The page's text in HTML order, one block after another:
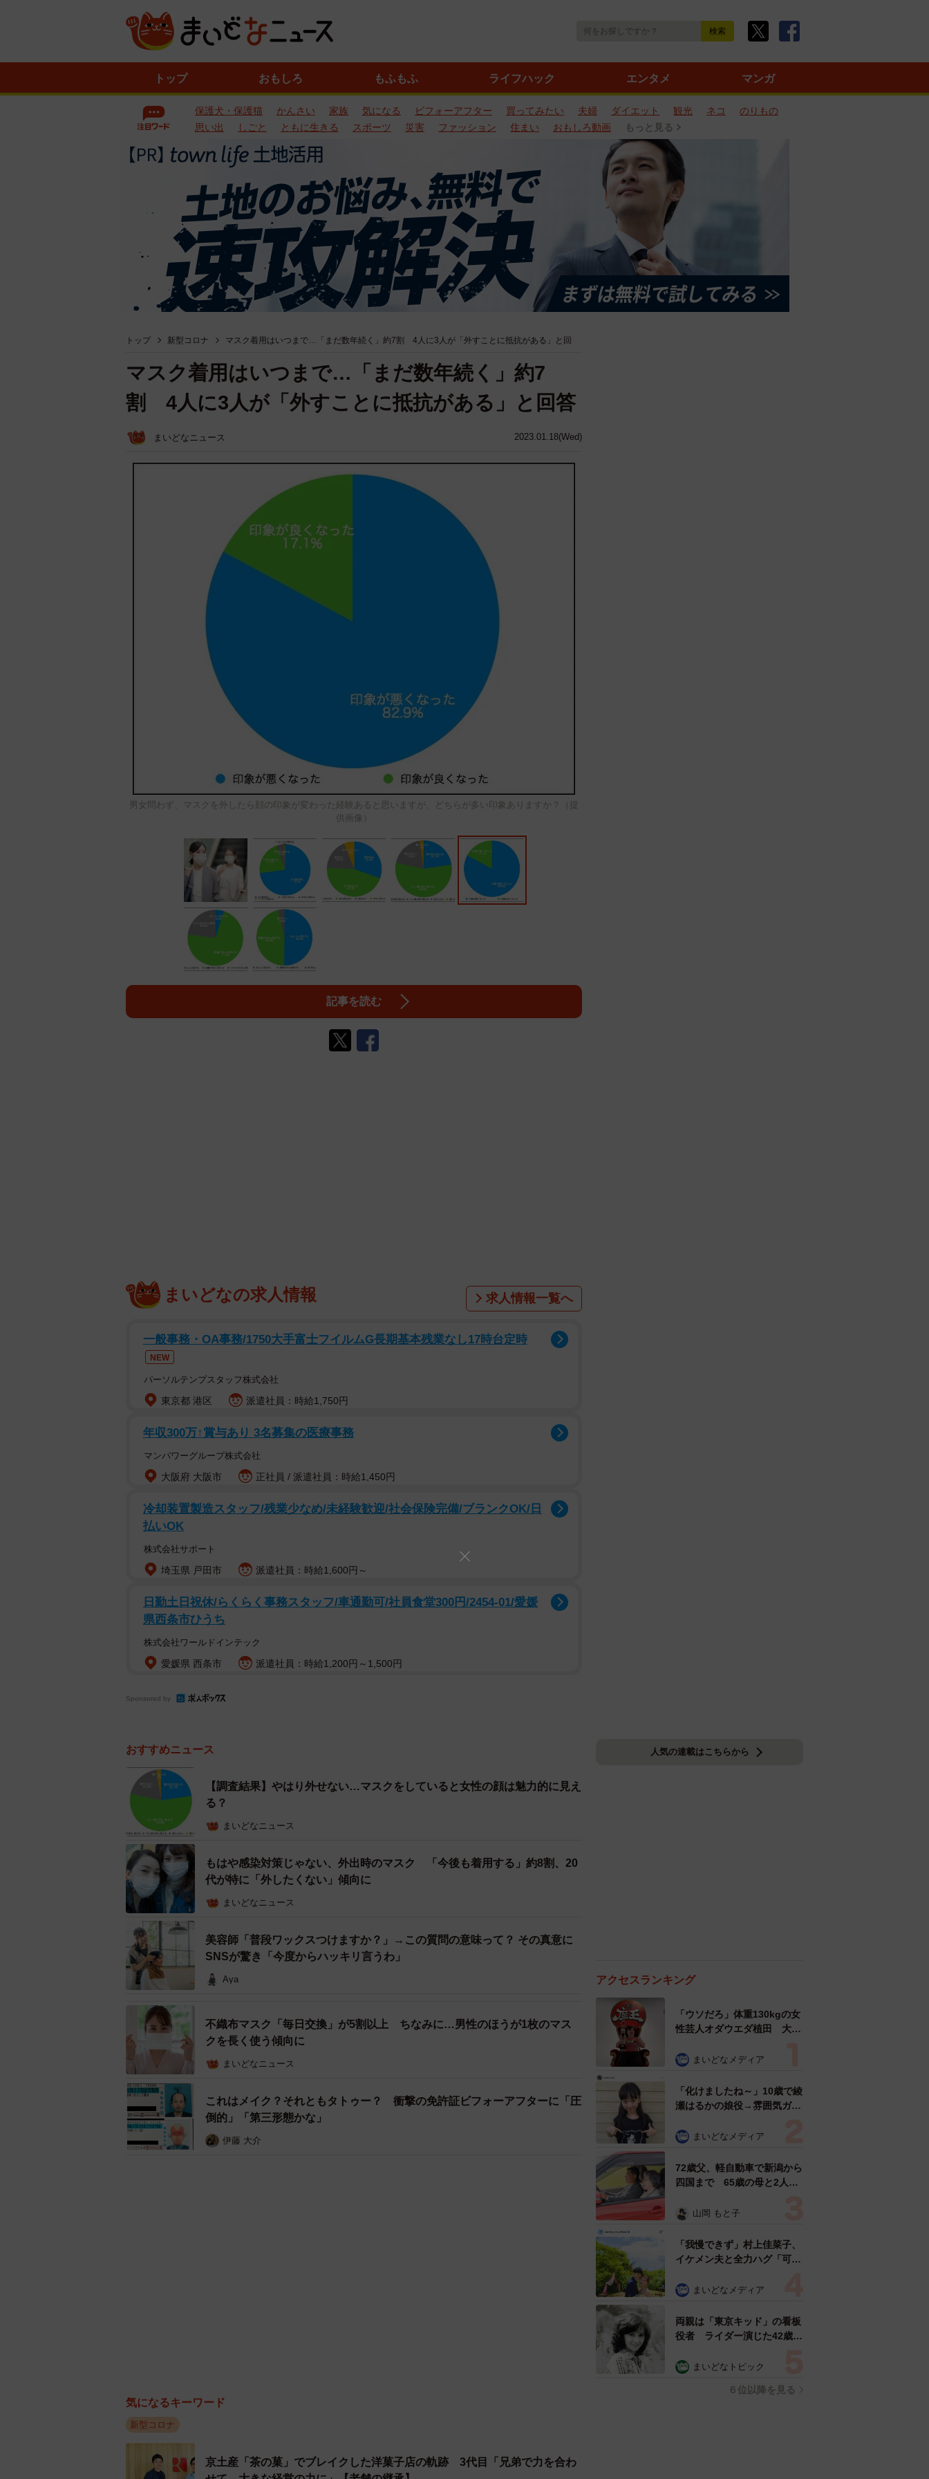
トップ おもしろ もふもふ ライフハック エンタメ マンガ
保護犬・保護猫 かんさい 家族 気になる ビフォーアフター 買ってみたい 夫婦 ダイエット 観光 ネコ
のりもの
思い出
しごと ともに生きる スポーツ 災害 ファッション 住まい おもしろ動画 もっと見る
トップ 新型コロナ マスク着用はいつまで…「まだ数年続く」約7割 4人に3人が「外すことに抵抗がある」と回
2023.01.18(Wed)
マスク着用はいつまで…「まだ数年続く」約7
割 4人に3人が「外すことに抵抗がある」と回答
まいどなニュース
男女問わず、マスクを外したら顔の印象が変わった経験あると思いますが、どちらが多い印象ありますか？（提
供画像）
記事を読む
まいどなの求人情報 求人情報一覧へ
一般事務・OA事務/1750大手富士フイルムG長期基本残業なし17時台定時
NEW
パーソルテンプスタッフ株式会社
東京都 港区 派遣社員：時給1,750円
年収300万↑賞与あり 3名募集の医療事務
マンパワーグループ株式会社
大阪府 大阪市 正社員 / 派遣社員：時給1,450円
冷却装置製造スタッフ/残業少なめ/未経験歓迎/社会保険完備/ブランクOK/日
払いOK
株式会社サポート
埼玉県 戸田市 派遣社員：時給1,600円～
日勤土日祝休/らくらく事務スタッフ/車通勤可/社員食堂300円/2454-01/愛媛
県西条市ひうち
株式会社ワールドインテック
愛媛県 西条市 派遣社員：時給1,200円～1,500円
Sponsored by
おすすめニュース
【調査結果】やはり外せない…マスクをしていると女性の顔は魅力的に見え
る？
まいどなニュース
もはや感染対策じゃない、外出時のマスク 「今後も着用する」約8割、20
代が特に「外したくない」傾向に
まいどなニュース
美容師「普段ワックスつけますか？」→この質問の意味って？ その真意に
SNSが驚き「今度からハッキリ言うわ」
Aya
不織布マスク「毎日交換」が5割以上 ちなみに…男性のほうが1枚のマス
クを長く使う傾向に
まいどなニュース
これはメイク？それともタトゥー？ 衝撃の免許証ビフォーアフターに「圧
倒的」「第三形態かな」
伊藤 大介
気になるキーワード
新型コロナ
京土産「茶の菓」でブレイクした洋菓子店の軌跡 3代目「兄弟で力を合わ
人気の連載はこちらから
アクセスランキング
「ウソだろ」体重130kgの女
性芸人オダウエダ植田 大学
で」 まいどなメディア
「化けましたね～」10歳で綾
瀬はるかの娘役→雰囲気ガラ
雰囲気が」「宝塚に入れそ
まいどなメディア
72歳父、軽自動車で新潟から
四国まで 65歳の母と2人で
憩まで分刻み… 「大学生で
山岡 もと子
「我慢できず」村上佳菜子、
イケメン夫と全力ハグ「可愛
まいどなメディア
両親は「東京キッド」の看板
役者 ライダー演じた42歳元
ングフォト」計画を明言
まいどなトピック
６位以降を見る